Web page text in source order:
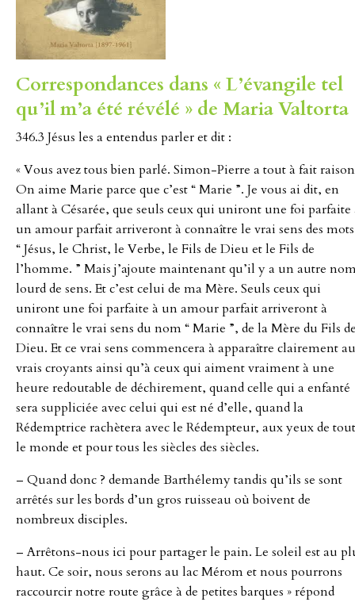
Correspondances dans « L’évangile tel
qu’il m’a été révélé » de Maria Valtorta
346.3 Jésus les a entendus parler et dit :
« Vous avez tous bien parlé. Simon-Pierre a tout à fait
On aime Marie parce que c’est “ Marie ”. Je vous ai dit, en
allant à Césarée, que seuls ceux qui uniront une foi parfaite
un amour parfait arriveront à connaître le vrai sens des
“ Jésus, le Christ, le Verbe, le Fils de Dieu et le Fils de
l’homme. ” Mais j’ajoute maintenant qu’il y a un autre
lourd de sens. Et c’est celui de ma Mère. Seuls ceux qui
uniront une foi parfaite à un amour parfait arriveront à
connaître le vrai sens du nom “ Marie ”, de la Mère du Fils
Dieu. Et ce vrai sens commencera à apparaître clairement
vrais croyants ainsi qu’à ceux qui aiment vraiment à une
heure redoutable de déchirement, quand celle qui a enfanté
sera suppliciée avec celui qui est né d’elle, quand la
Rédemptrice rachètera avec le Rédempteur, aux yeux de tout
le monde et pour tous les siècles des siècles.
– Quand donc ? demande Barthélemy tandis qu’ils se sont
arrêtés sur les bords d’un gros ruisseau où boivent de
nombreux disciples.
– Arrêtons-nous ici pour partager le pain. Le soleil est au
haut. Ce soir, nous serons au lac Mérom et nous pourrons
raccourcir notre route grâce à de petites barques » répond